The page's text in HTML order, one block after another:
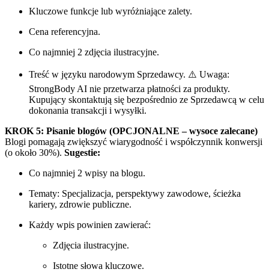
Kluczowe funkcje lub wyróżniające zalety.
Cena referencyjna.
Co najmniej 2 zdjęcia ilustracyjne.
Treść w języku narodowym Sprzedawcy. ⚠️ Uwaga:
StrongBody AI nie przetwarza płatności za produkty.
Kupujący skontaktują się bezpośrednio ze Sprzedawcą w celu
dokonania transakcji i wysyłki.
KROK 5: Pisanie blogów (OPCJONALNE – wysoce zalecane)
Blogi pomagają zwiększyć wiarygodność i współczynnik konwersji
(o około 30%). Sugestie:
Co najmniej 2 wpisy na blogu.
Tematy: Specjalizacja, perspektywy zawodowe, ścieżka
kariery, zdrowie publiczne.
Każdy wpis powinien zawierać:
Zdjęcia ilustracyjne.
Istotne słowa kluczowe.